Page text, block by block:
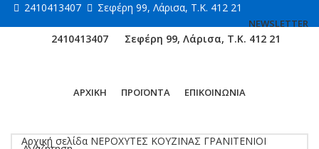
2410413407 Σεφέρη 99, Λάρισα, Τ.Κ. 412 21
NEWSLETTER
2410413407 Σεφέρη 99, Λάρισα, Τ.Κ. 412 21
ΑΡΧΙΚΗ ΠΡΟΪΟΝΤΑ ΕΠΙΚΟΙΝΩΝΙΑ
Αρχική σελίδα ΝΕΡΟΧΥΤΕΣ ΚΟΥΖΙΝΑΣ ΓΡΑΝΙΤΕΝΙΟΙ